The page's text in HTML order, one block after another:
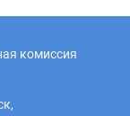
комиссия